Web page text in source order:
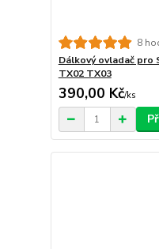
8
Dálkový ovladač pro
TX02 TX03
390,00 Kč/ks